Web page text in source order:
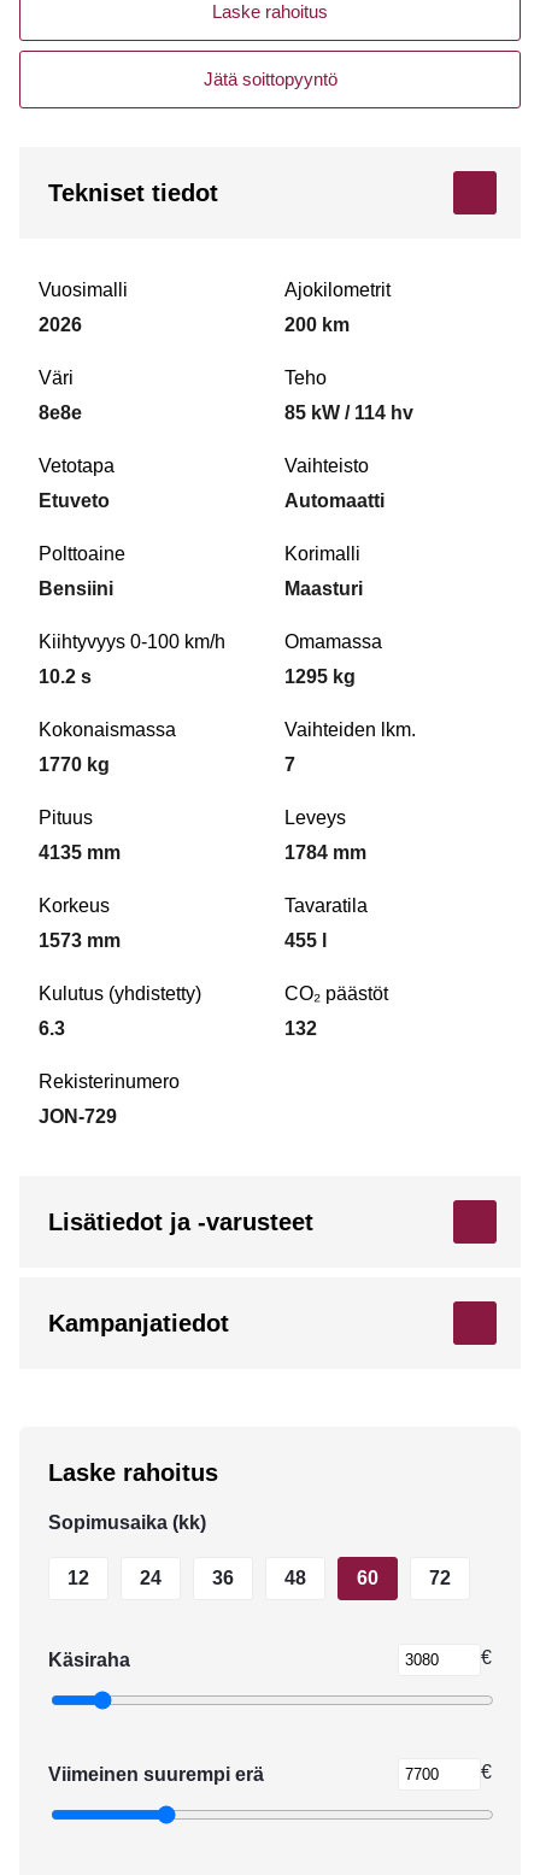
Laske rahoitus
Jätä soittopyyntö
Tekniset tiedot
Vuosimalli
2026
Ajokilometrit
200 km
Väri
8e8e
Teho
85 kW / 114 hv
Vetotapa
Etuveto
Vaihteisto
Automaatti
Polttoaine
Bensiini
Korimalli
Maasturi
Kiihtyvyys 0-100 km/h
10.2 s
Omamassa
1295 kg
Kokonaismassa
1770 kg
Vaihteiden lkm.
7
Pituus
4135 mm
Leveys
1784 mm
Korkeus
1573 mm
Tavaratila
455 l
Kulutus (yhdistetty)
6.3
CO₂ päästöt
132
Rekisterinumero
JON-729
Lisätiedot ja -varusteet
Kampanjatiedot
Laske rahoitus
Sopimusaika (kk)
12 24 36 48 60 72
Käsiraha €
Viimeinen suurempi erä €